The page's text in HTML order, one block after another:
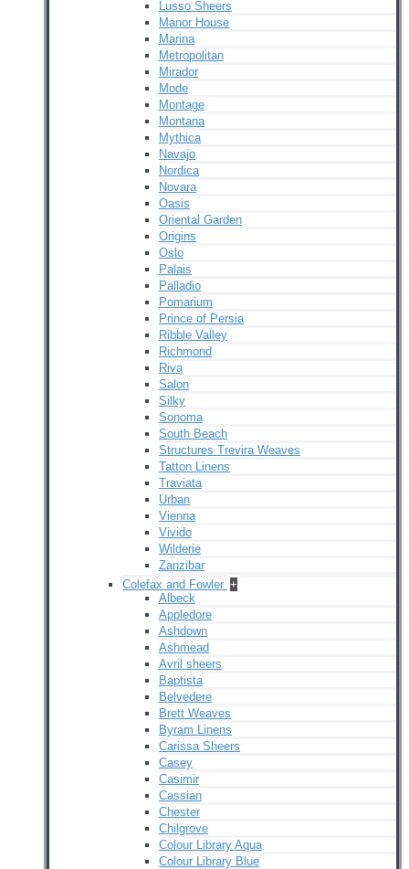
Lusso Sheers
Manor House
Marina
Metropolitan
Mirador
Mode
Montage
Montana
Mythica
Navajo
Nordica
Novara
Oasis
Oriental Garden
Origins
Oslo
Palais
Palladio
Pomarium
Prince of Persia
Ribble Valley
Richmond
Riva
Salon
Silky
Sonoma
South Beach
Structures Trevira Weaves
Tatton Linens
Traviata
Urban
Vienna
Vivido
Wilderie
Zanzibar
Colefax and Fowler +
Albeck
Appledore
Ashdown
Ashmead
Avril sheers
Baptista
Belvedere
Brett Weaves
Byram Linens
Carissa Sheers
Casey
Casimir
Cassian
Chester
Chilgrove
Colour Library Aqua
Colour Library Blue